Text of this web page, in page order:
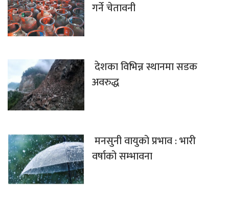
गर्ने चेतावनी
देशका विभिन्न स्थानमा सडक
अवरुद्ध
मनसुनी वायुको प्रभाव : भारी
वर्षाको सम्भावना